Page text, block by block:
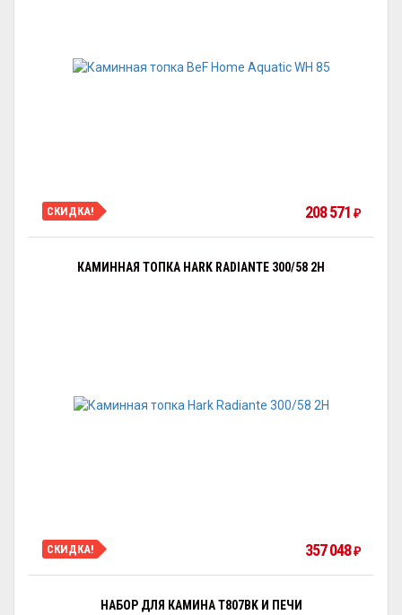
СКИДКА! 208 571 ₽
КАМИННАЯ ТОПКА HARK RADIANTE 300/58 2H
СКИДКА! 357 048 ₽
НАБОР ДЛЯ КАМИНА T807BK И ПЕЧИ